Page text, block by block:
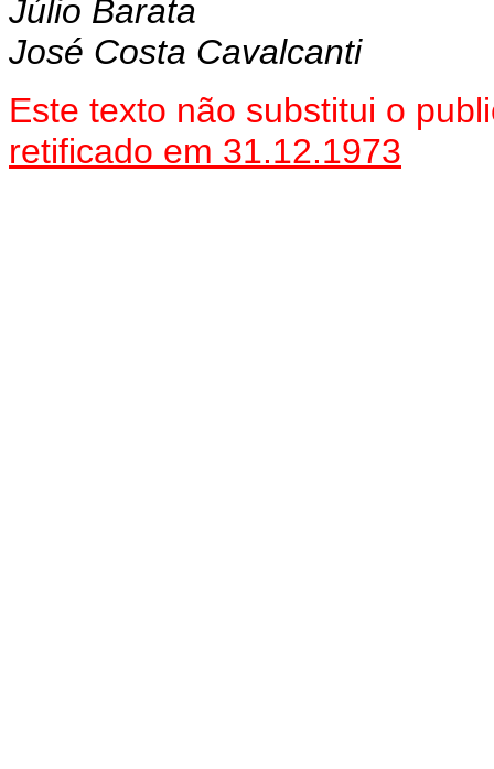
Júlio Barata
José Costa Cavalcanti
Este texto não substitui o
retificado em 31.12.1973